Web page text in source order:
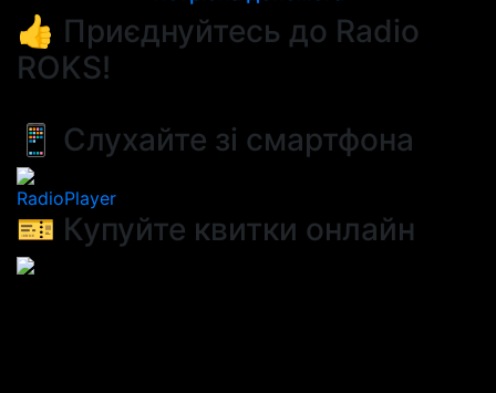
👍 Приєднуйтесь до Radio
ROKS!
📱 Слухайте зі смартфона
RadioPlayer
🎫 Купуйте квитки онлайн